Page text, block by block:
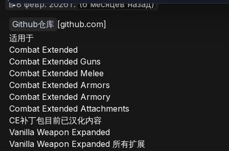
📝8 февр. 2026 г. (6 месяцев назад)
Github仓库 [github.com]
适用于
Combat Extended
Combat Extended Guns
Combat Extended Melee
Combat Extended Armors
Combat Extended Armory
Combat Extended Attachments
CE补丁包目前已汉化内容
Vanilla Weapon Expanded
Vanilla Weapon Expanded 所有扩展